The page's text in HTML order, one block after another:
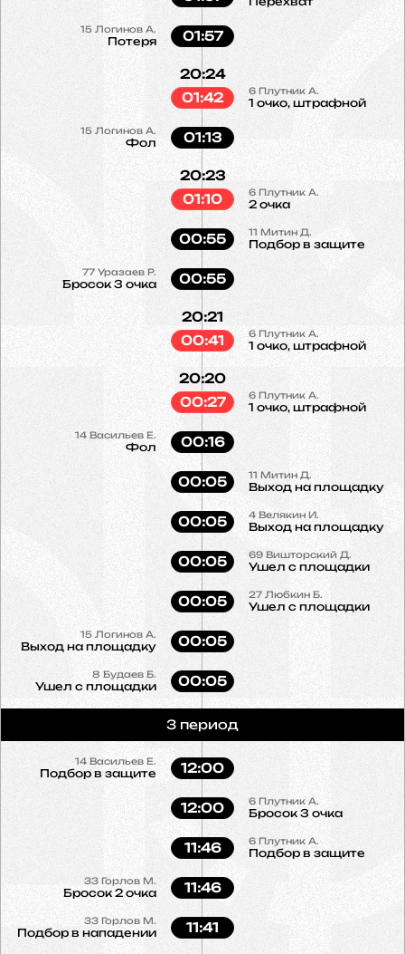
15 Логинов А.
Потеря 01:57
6 Плутник А.
1 очко, штрафной
20:24
01:42
15 Логинов А.
Фол 01:13
6 Плутник А.
2 очка
20:23
01:10
11 Митин Д.
Подбор в защите
00:55
77 Уразаев Р.
Бросок 3 очка 00:55
6 Плутник А.
1 очко, штрафной
20:21
00:41
6 Плутник А.
1 очко, штрафной
20:20
00:27
14 Васильев Е.
Фол 00:16
11 Митин Д.
Выход на площадку
00:05
4 Велякин И.
Выход на площадку
00:05
69 Вишторский Д.
Ушел с площадки
00:05
27 Любкин Б.
Ушел с площадки
00:05
15Логинов А.
Выход на площадку 00:05
8Будаев Б.
Ушел с площадки 00:05
3 период
14 Васильев Е.
Подбор в защите 12:00
6 Плутник А.
Бросок 3 очка
12:00
6 Плутник А.
Подбор в защите
11:46
33 Горлов М.
Бросок 2 очка 11:46
33 Горлов М.
Подбор в нападении 11:41